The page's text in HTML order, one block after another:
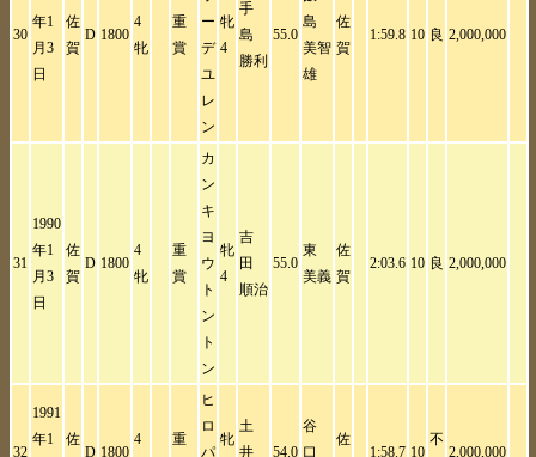
30
年1
月3
日
佐
賀
D 1800
4
牝
重
賞
ー
デ
ユ
レ
ン
牝
4
手
島
勝利
55.0
島
美智
雄
佐
賀
1:59.8 10 良 2,000,000
31
1990
年1
月3
日
佐
賀
D 1800
4
牝
重
賞
カ
ン
キ
ヨ
ウ
ト
ン
ト
ン
牝
4
吉
田
順治
55.0
東
美義
佐
賀
2:03.6 10 良 2,000,000
32
1991
年1
佐
D 1800
4
重
ヒ
ロ
パ
牝
土
井
54.0
谷
口
佐
1:58.7 10
不
2,000,000